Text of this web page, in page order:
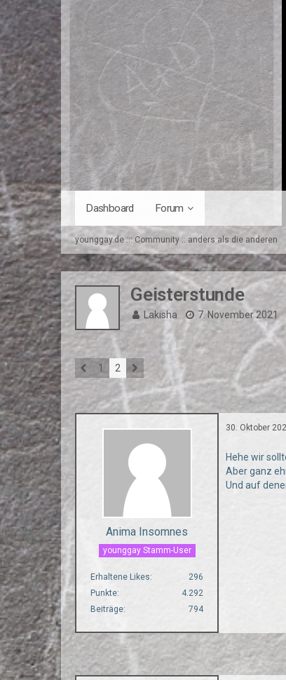
Dashboard Forum
younggay.de ::: Community :: anders als die anderen
Geisterstunde
Lakisha 7. November 2021
1 2
Anima Insomnes
younggay Stamm-User
Erhaltene Likes
296
Punkte
4.292
Beiträge
794
30. Oktober
Hehe wir
Aber ganz
Und auf